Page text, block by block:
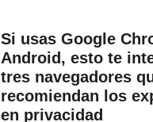
Si usas Google
Android, esto te
tres navegadores
recomiendan los
en privacidad